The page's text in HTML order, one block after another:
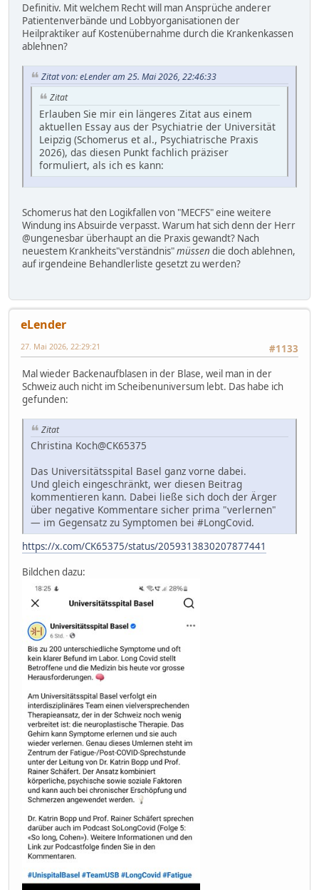
Definitiv. Mit welchem Recht will man Ansprüche anderer
Patientenverbände und Lobbyorganisationen der
Heilpraktiker auf Kostenübernahme durch die Krankenkassen
ablehnen?
Zitat von: eLender am 25. Mai 2026, 22:46:33
Zitat
Erlauben Sie mir ein längeres Zitat aus einem
aktuellen Essay aus der Psychiatrie der Universität
Leipzig (Schomerus et al., Psychiatrische Praxis
2026), das diesen Punkt fachlich präziser
formuliert, als ich es kann:
Schomerus hat den Logikfallen von "MECFS" eine weitere
Windung ins Absuirde verpasst. Warum hat sich denn der Herr
@ungenesbar überhaupt an die Praxis gewandt? Nach
neuestem Krankheits"verständnis"müssen die doch ablehnen,
auf irgendeine Behandlerliste gesetzt zu werden?
eLender
#1133
27. Mai 2026, 22:29:21
Mal wieder Backenaufblasen in der Blase, weil man in der
Schweiz auch nicht im Scheibenuniversum lebt. Das habe ich
gefunden:
Zitat
Christina Koch@CK65375
Das Universitätsspital Basel ganz vorne dabei.
Und gleich eingeschränkt, wer diesen Beitrag
kommentieren kann. Dabei ließe sich doch der Ärger
über negative Kommentare sicher prima "verlernen"
— im Gegensatz zu Symptomen bei #LongCovid.
https://x.com/CK65375/status/2059313830207877441
Bildchen dazu: